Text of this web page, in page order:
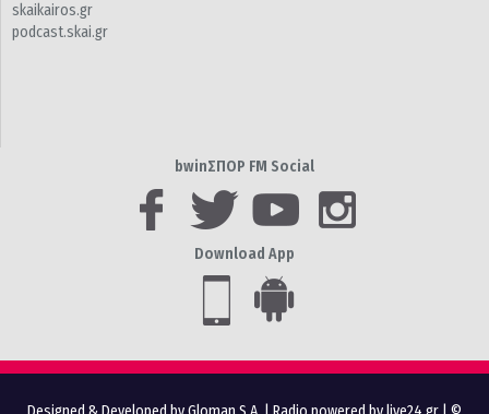
skaikairos.gr
podcast.skai.gr
bwinΣΠΟΡ FM Social
Download App